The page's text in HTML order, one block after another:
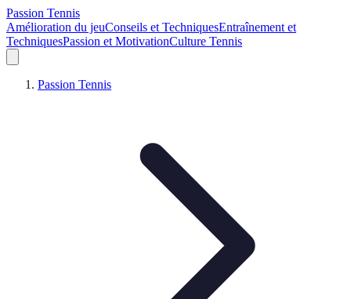
Passion Tennis
Amélioration du jeuConseils et TechniquesEntraînement et
TechniquesPassion et MotivationCulture Tennis
Passion Tennis